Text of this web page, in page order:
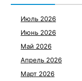
Июль 2026
Июнь 2026
Май 2026
Апрель 2026
Март 2026